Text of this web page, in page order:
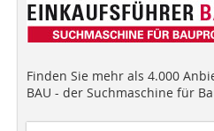
Finden Sie mehr als 4.000
BAU - der Suchmaschine für